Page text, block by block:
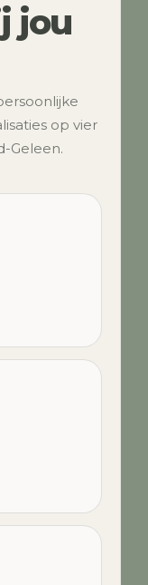
jou
op vier
Geleen.